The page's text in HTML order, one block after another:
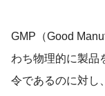
GMP（Good
わち物理的に製品
令であるのに対し